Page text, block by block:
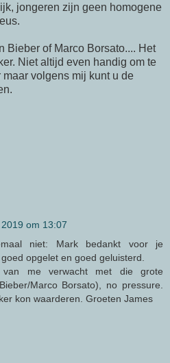
jongeren zijn geen homogene
Bieber of Marco Borsato.... Het
Niet altijd even handig om te
volgens mij kunt u de
om 13:07
niet: Mark bedankt voor je
opgelet en goed geluisterd.
me verwacht met die grote
Marco Borsato), no pressure.
kon waarderen. Groeten James